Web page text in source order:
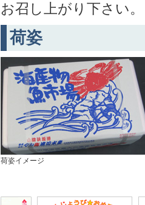
お召し上がり下さい。
荷姿
荷姿イメージ